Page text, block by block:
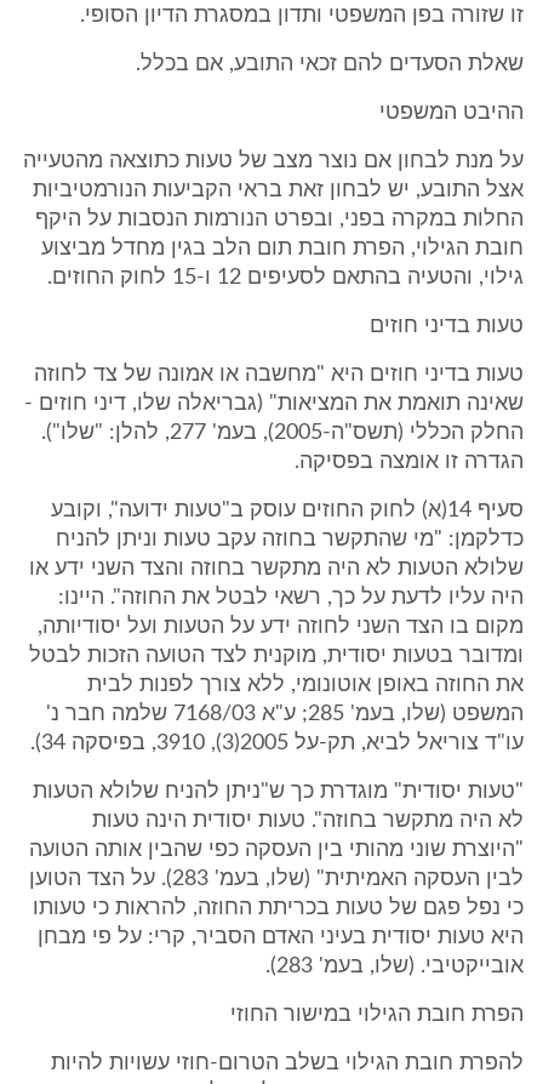
זו שזורה בפן המשפטי ותדון במסגרת הדיון הסופי.
שאלת הסעדים להם זכאי התובע, אם בכלל.
ההיבט המשפטי
על מנת לבחון אם נוצר מצב של טעות כתוצאה מהטעייה
אצל התובע, יש לבחון זאת בראי הקביעות הנורמטיביות
החלות במקרה בפני, ובפרט הנורמות הנסבות על היקף
חובת הגילוי, הפרת חובת תום הלב בגין מחדל מביצוע
גילוי, והטעיה בהתאם לסעיפים 12 ו-15 לחוק החוזים.
טעות בדיני חוזים
טעות בדיני חוזים היא "מחשבה או אמונה של צד לחוזה
שאינה תואמת את המציאות" (גבריאלה שלו, דיני חוזים -
החלק הכללי (תשס"ה-2005), בעמ' 277, להלן: "שלו").
הגדרה זו אומצה בפסיקה.
סעיף 14(א) לחוק החוזים עוסק ב"טעות ידועה", וקובע
כדלקמן: "מי שהתקשר בחוזה עקב טעות וניתן להניח
שלולא הטעות לא היה מתקשר בחוזה והצד השני ידע או
היה עליו לדעת על כך, רשאי לבטל את החוזה". היינו:
מקום בו הצד השני לחוזה ידע על הטעות ועל יסודיותה,
ומדובר בטעות יסודית, מוקנית לצד הטועה הזכות לבטל
את החוזה באופן אוטונומי, ללא צורך לפנות לבית
המשפט (שלו, בעמ' 285; ע"א 7168/03 שלמה חבר נ'
עו"ד צוריאל לביא, תק-על 2005(3), 3910, בפיסקה 34).
"טעות יסודית" מוגדרת כך ש"ניתן להניח שלולא הטעות
לא היה מתקשר בחוזה". טעות יסודית הינה טעות
"היוצרת שוני מהותי בין העסקה כפי שהבין אותה הטועה
לבין העסקה האמיתית" (שלו, בעמ' 283). על הצד הטוען
כי נפל פגם של טעות בכריתת החוזה, להראות כי טעותו
היא טעות יסודית בעיני האדם הסביר, קרי: על פי מבחן
אובייקטיבי. (שלו, בעמ' 283).
הפרת חובת הגילוי במישור החוזי
להפרת חובת הגילוי בשלב הטרום-חוזי עשויות להיות